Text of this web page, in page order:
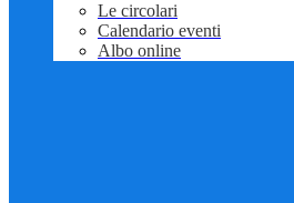
Le circolari
Calendario eventi
Albo online